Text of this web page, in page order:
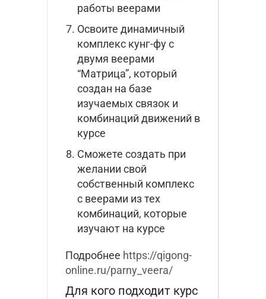
работы веерами
Освоите динамичный
комплекс кунг-фу с
двумя веерами
“Матрица”, который
создан на базе
изучаемых связок и
комбинаций движений в
курсе
Сможете создать при
желании свой
собственный комплекс
с веерами из тех
комбинаций, которые
изучают на курсе
Подробнее https://qigong-
online.ru/parny_veera/
Для кого подходит курс